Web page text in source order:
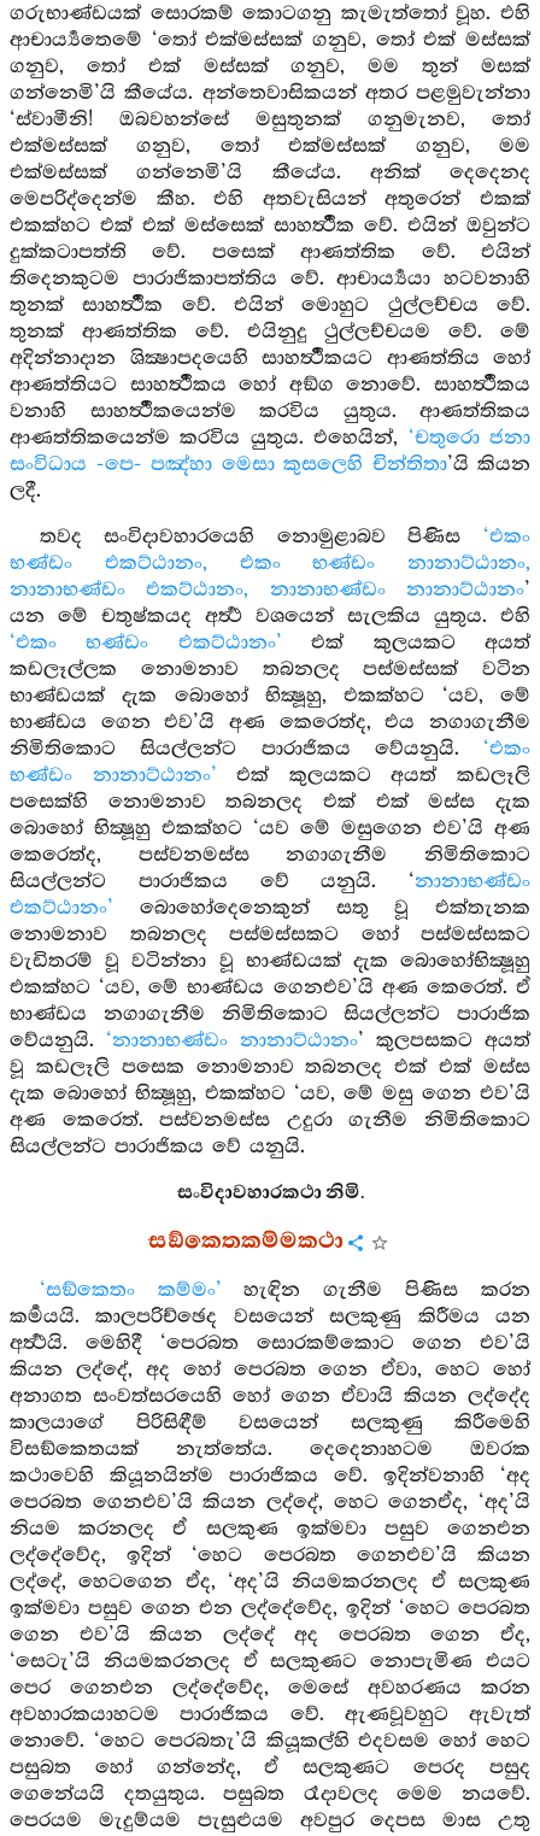
ගරුභාණ්ඩයක් සොරකම් කොටගනු කැමැත්තෝ වූහ. එහි
ආචාර්‍ය්‍යතෙමේ ‘තෝ එක්මස්සක් ගනුව, තෝ එක් මස්සක්
ගනුව, තෝ එක් මස්සක් ගනුව, මම තුන් මසක්
ගන්නෙමි’යි කීයේය. අන්තෙවාසිකයන් අතර පළමුවැන්නා
‘ස්වාමීනි! ඔබවහන්සේ මසුතුනක් ගනුමැනව, තෝ
එක්මස්සක් ගනුව, තෝ එක්මස්සක් ගනුව, මම
එක්මස්සක් ගන්නෙමි’යි කීයේය. අනික් දෙදෙනද
මෙපරිද්දෙන්ම කීහ. එහි අතවැසියන් අතුරෙන් එකක්
එකක්හට එක් එක් මස්සෙක් සාහර්‍ත්‍ථික වේ. එයින් ඔවුන්ට
දුක්කටාපත්ති වේ. පසෙක් ආණත්තික වේ. එයින්
තිදෙනකුටම පාරාජිකාපත්තිය වේ. ආචාර්‍ය්‍යයා හටවනාහි
තුනක් සාහර්‍ත්‍ථික වේ. එයින් මොහුට ථුල්ලච්චය වේ.
තුනක් ආණත්තික වේ. එයිනුදු ථුල්ලච්චයම වේ. මේ
අදින්නාදාන ශික්‍ෂාපදයෙහි සාහර්‍ත්‍ථිකයට ආණත්තිය හෝ
ආණත්තියට සාහර්‍ත්‍ථිකය හෝ අඞ්ග නොවේ. සාහර්‍ත්‍ථිකය
වනාහි සාහර්‍ත්‍ථිකයෙන්ම කරවිය යුතුය. ආණත්තිකය
ආණත්තිකයෙන්ම කරවිය යුතුය. එහෙයින්, ‘චතුරො ජනා
සංවිධාය -පෙ- පඤ්හා මෙසා කුසලෙහි චින්තිතා’යි කියන
ලදී.
තවද සංවිදාවහාරයෙහි නොමුළාබව පිණිස ‘එකං
භණ්ඩං එකට්ඨානං, එකං භණ්ඩං නානාට්ඨානං,
නානාභණ්ඩං එකට්ඨානං, නානාභණ්ඩං නානාට්ඨානං’
යන මේ චතුෂ්කයද අර්‍ත්‍ථ වශයෙන් සැලකිය යුතුය. එහි
‘එකං භණ්ඩං එකට්ඨානං’ එක් කුලයකට අයත්
කඩලෑල්ලක නොමනාව තබනලද පස්මස්සක් වටින
භාණ්ඩයක් දැක බොහෝ භික්‍ෂූහු, එකක්හට ‘යව, මේ
භාණ්ඩය ගෙන එව’යි අණ කෙරෙත්ද, එය නගාගැනීම
නිමිතිකොට සියල්ලන්ට පාරාජිකය වේයනුයි. ‘එකං
භණ්ඩං නානාට්ඨානං’ එක් කුලයකට අයත් කඩලෑලි
පසෙක්හි නොමනාව තබනලද එක් එක් මස්ස දැක
බොහෝ භික්‍ෂූහු එකක්හට ‘යව මේ මසුගෙන එව’යි අණ
කෙරෙත්ද, පස්වනමස්ස නගාගැනීම නිමිතිකොට
සියල්ලන්ට පාරාජිකය වේ යනුයි. ‘නානාභණ්ඩං
එකට්ඨානං’ බොහෝදෙනෙකුන් සතු වූ එක්තැනක
නොමනාව තබනලද පස්මස්සකට හෝ පස්මස්සකට
වැඩිතරම් වූ වටින්නා වූ භාණ්ඩයක් දැක බොහෝභික්‍ෂූහු
එකක්හට ‘යව, මේ භාණ්ඩය ගෙනඑව’යි අණ කෙරෙත්. ඒ
භාණ්ඩය නගාගැනීම නිමිතිකොට සියල්ලන්ට පාරාජික
වේයනුයි. ‘නානාභණ්ඩං නානාට්ඨානං’ කුලපසකට අයත්
වූ කඩලෑලි පසෙක නොමනාව තබනලද එක් එක් මස්ස
දැක බොහෝ භික්‍ෂූහු, එකක්හට ‘යව, මේ මසු ගෙන එව’යි
අණ කෙරෙත්. පස්වනමස්ස උදුරා ගැනීම නිමිතිකොට
සියල්ලන්ට පාරාජිකය වේ යනුයි.
සංවිදාවහාරකථා නිමි.
සඞ්කෙතකම්මකථා
‘සඞ්කෙතං කම්මං’ හැඳින ගැනීම පිණිස කරන
කර්‍මයයි. කාලපරිච්ඡෙද වසයෙන් සලකුණු කිරීමය යන
අර්‍ත්‍ථයි. මෙහිදී ‘පෙරබත සොරකම්කොට ගෙන එව’යි
කියන ලද්දේ, අද හෝ පෙරබත ගෙන ඒවා, හෙට හෝ
අනාගත සංවත්සරයෙහි හෝ ගෙන ඒවායි කියන ලද්දේද
කාලයාගේ පිරිසිඳීම් වසයෙන් සලකුණු කිරීමෙහි
විසඞ්කෙතයක් නැත්තේය. දෙදෙනාහටම ඔවරක
කථාවෙහි කියූනයින්ම පාරාජිකය වේ. ඉදින්වනාහි ‘අද
පෙරබත ගෙනඑව’යි කියන ලද්දේ, හෙට ගෙනඒද, ‘අද’යි
නියම කරනලද ඒ සලකුණ ඉක්මවා පසුව ගෙනඑන
ලද්දේවේද, ඉදින් ‘හෙට පෙරබත ගෙනඑව’යි කියන
ලද්දේ, හෙටගෙන ඒද, ‘අද’යි නියමකරනලද ඒ සලකුණ
ඉක්මවා පසුව ගෙන එන ලද්දේවේද, ඉදින් ‘හෙට පෙරබත
ගෙන එව’යි කියන ලද්දේ අද පෙරබත ගෙන ඒද,
‘සෙටැ’යි නියමකරනලද ඒ සලකුණට නොපැමිණ එයට
පෙර ගෙනඑන ලද්දේවේද, මෙසේ අවහරණය කරන
අවහාරකයාහටම පාරාජිකය වේ. ඇණවූවහුට ඇවැත්
නොවේ. ‘හෙට පෙරබතැ’යි කියූකල්හි එදවසම හෝ හෙට
පසුබත හෝ ගන්නේද, ඒ සලකුණට පෙරද පසුද
ගෙනේයයි දතයුතුය. පසුබත රෑදාවලද මෙම නයවේ.
පෙරයම මැදුම්යම පැසුළුයම අවපුර දෙපස මාස උතු